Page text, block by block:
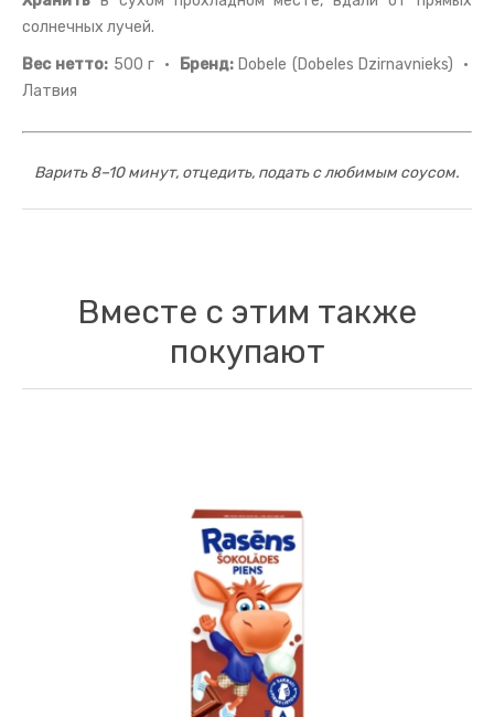
солнечных лучей.
Вес нетто: 500 г · Бренд:Dobele (Dobeles Dzirnavnieks) ·
Латвия
Варить 8–10 минут, отцедить, подать с любимым соусом.
Вместе с этим также
покупают